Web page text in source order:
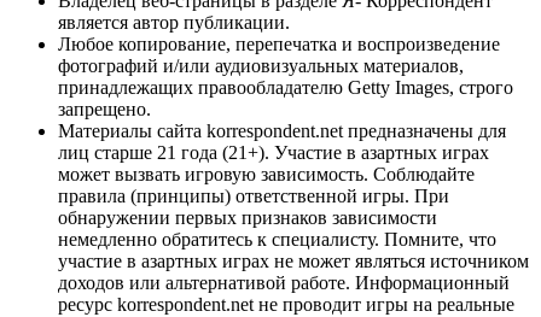
является автор публикации.
Любое копирование, перепечатка и воспроизведение
фотографий и/или аудиовизуальных материалов,
принадлежащих правообладателю Getty Images, строго
запрещено.
Материалы сайта korrespondent.net предназначены для
лиц старше 21 года (21+). Участие в азартных играх
может вызвать игровую зависимость. Соблюдайте
правила (принципы) ответственной игры. При
обнаружении первых признаков зависимости
немедленно обратитесь к специалисту. Помните, что
участие в азартных играх не может являться источником
доходов или альтернативой работе. Информационный
ресурс korrespondent.net не проводит игры на реальные